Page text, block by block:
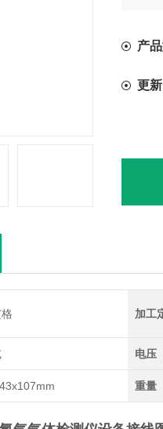
产
更新
加工
电压
重量